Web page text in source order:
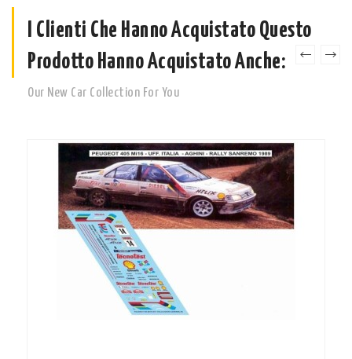
I Clienti Che Hanno Acquistato Questo
Prodotto Hanno Acquistato Anche:
Our New Car Collection For You